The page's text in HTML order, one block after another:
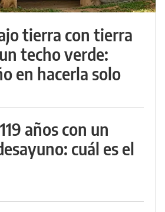
tierra con tierra
techo verde:
en hacerla solo
años con un
cuál es el